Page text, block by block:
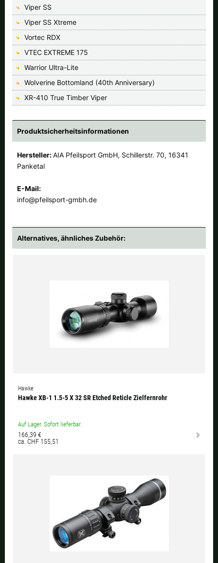
Viper SS
Viper SS Xtreme
Vortec RDX
VTEC EXTREME 175
Warrior Ultra-Lite
Wolverine Bottomland (40th Anniversary)
XR-410 True Timber Viper
Produktsicherheitsinformationen
Hersteller:AIA Pfeilsport GmbH, Schillerstr. 70, 16341
Panketal
E-Mail:
info@pfeilsport-gmbh.de
Alternatives, ähnliches Zubehör:
Hawke
Hawke XB-1 1.5-5 X 32 SR Etched Reticle Zielfernrohr
Auf Lager. Sofort lieferbar.
166,39 €
ca. CHF 155,51